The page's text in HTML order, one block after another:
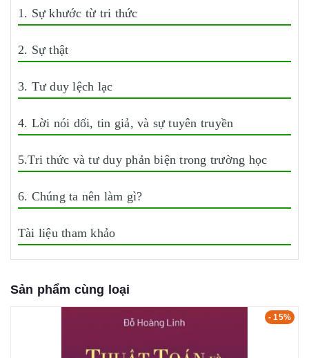
1. Sự khước từ tri thức
2. Sự thật
3. Tư duy lệch lạc
4. Lời nói dối, tin giả, và sự tuyên truyền
5.Tri thức và tư duy phản biện trong trường học
6. Chúng ta nên làm gì?
Tài liệu tham khảo
Sản phẩm cùng loại
- 15%